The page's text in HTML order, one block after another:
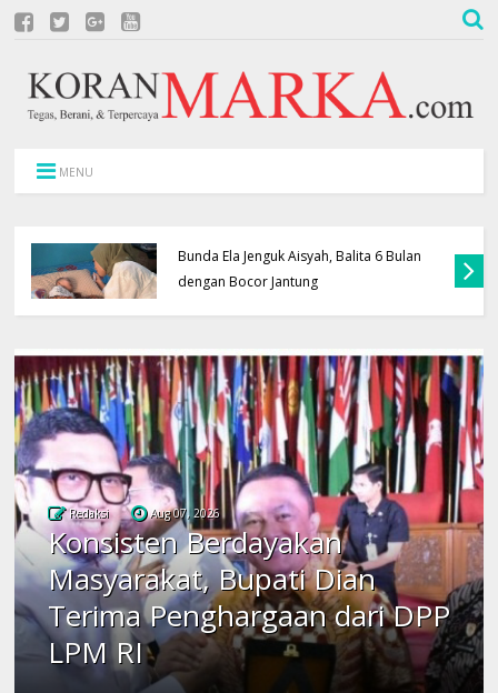
MENU
Bunda Ela Jenguk Aisyah, Balita 6 Bulan
dengan Bocor Jantung
Redaksi Aug 07, 2026
Konsisten Berdayakan
Masyarakat, Bupati Dian
Terima Penghargaan dari DPP
LPM RI